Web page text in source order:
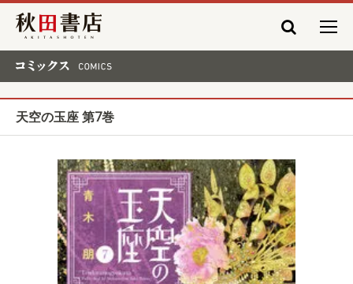
秋田書店
天空の玉座 第7巻